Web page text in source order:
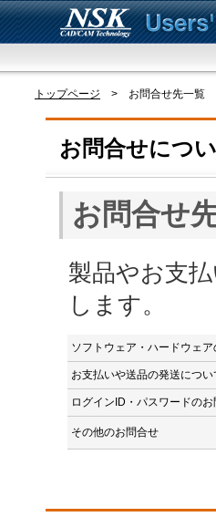
トップページ > お問合せ先一覧
お問合せにつ
お問合せ
製品やお支
します。
ソフトウェア・ハードウェ
お支払いや送品の発送につい
ログインID・パスワードの
その他のお問合せ